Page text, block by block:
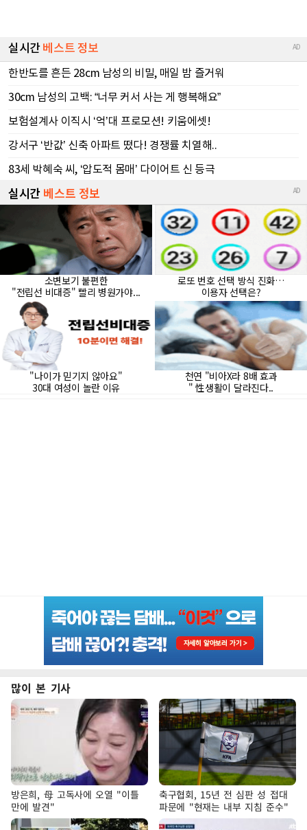
많이 본 기사
방은희, 母 고독사에 오열 "이틀
만에 발견"
축구협회, 15년 전 심판 성 접대
파문에 "현재는 내부 지침 준수"